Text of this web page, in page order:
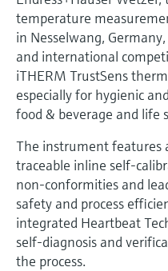
Найти, выбрать и настроить
используя параметры
Получение
приборе
Введите серийный номер
получите доступ к
по этому прибору (инструкции
эксплуатации, техописание,
продукты и данные о
Поиск запасных частей
Найти запасные части по
продукту, коду заказа или
номеру
Level measurement with
Купить всё
Memosens technology
Купить всё
Купить всё
промышленности
цифровизации
Операционная
производства
процессов на уровне
решений
temperature
in Nesselwang,
and international
iTHERM TrustSens
especially for hygienic
food & beverage and life
The instrument features
traceable inline self-
non-conformities and
safety and process
integrated Heartbeat
self-diagnosis and
the process.